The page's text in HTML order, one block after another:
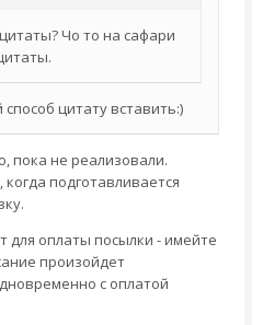
Чо то на сафари
цитату вставить:)
пока не реализовали.
подготавливается
для оплаты посылки - имейте
произойдет
с оплатой